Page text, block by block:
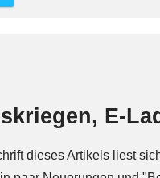
E-
dieses Artikels liest